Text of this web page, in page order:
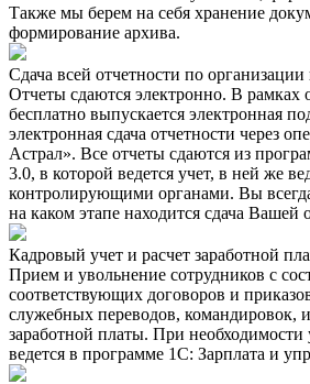
Также мы берем на себя хранение
формирование архива.
Сдача всей отчетности по
Отчеты сдаются электронно. В рамках
бесплатно выпускается электронная
электронная сдача отчетности через
Астрал». Все отчеты сдаются из
3.0, в которой ведется учет, в ней же
контролирующими органами. Вы
на каком этапе находится сдача Вашей
Кадровый учет и расчет заработной
Прием и увольнение сотрудников с
соответствующих договоров и
служебных переводов, командировок, и
заработной платы. При необходимости
ведется в программе 1С: Зарплата и